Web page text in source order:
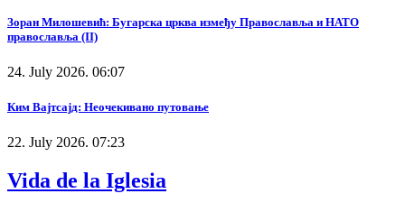
Зоран Милошевић: Бугарска црква између Православља и НАТО
православља (II)
24. July 2026. 06:07
Ким Вајтсајд: Неочекивано путовање
22. July 2026. 07:23
Vida de la Iglesia